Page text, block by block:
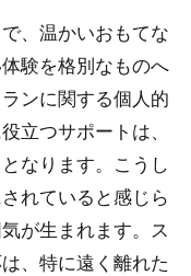
、温かいおもてな
験を格別なものへ
ンに関する個人的
立つサポートは、
なります。こうし
れていると感じら
が生まれます。ス
、特に遠く離れた